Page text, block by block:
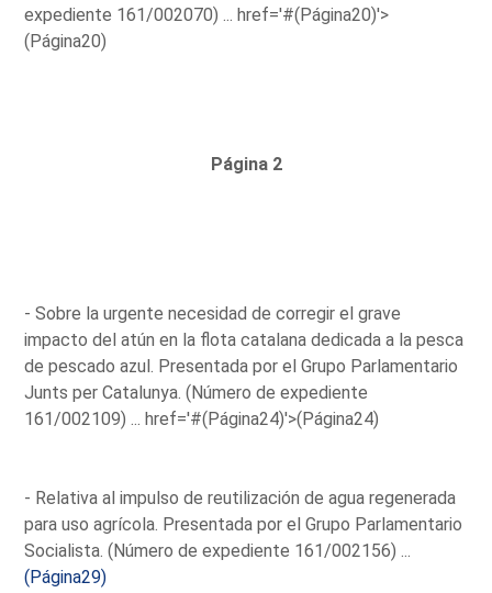
expediente 161/002070) ...href='#(Página20)'>
(Página20)
Página 2
- Sobre la urgente necesidad de corregir el grave
impacto del atún en la flota catalana dedicada a la pesca
de pescado azul. Presentada por el Grupo Parlamentario
Junts per Catalunya. (Número de expediente
161/002109) ...href='#(Página24)'>(Página24)
- Relativa al impulso de reutilización de agua regenerada
para uso agrícola. Presentada por el Grupo Parlamentario
Socialista. (Número de expediente 161/002156) ...
(Página29)